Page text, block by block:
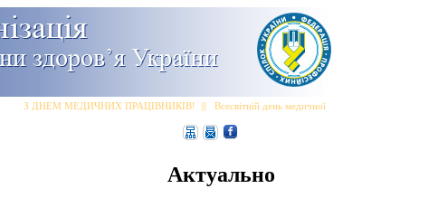
З ДНЕМ МЕДИЧНИХ ПРАЦІВНИКІВ!||| Всесвітній день медичної сестри та медичного брата
Актуально